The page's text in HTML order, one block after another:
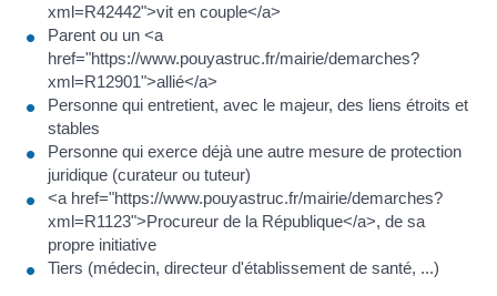
xml=R42442">vit en couple</a>
Parent ou un <a
href="https://www.pouyastruc.fr/mairie/demarches?
xml=R12901">allié</a>
Personne qui entretient, avec le majeur, des liens étroits et
stables
Personne qui exerce déjà une autre mesure de protection
juridique (curateur ou tuteur)
<a href="https://www.pouyastruc.fr/mairie/demarches?
xml=R1123">Procureur de la République</a>, de sa
propre initiative
Tiers (médecin, directeur d'établissement de santé, ...)